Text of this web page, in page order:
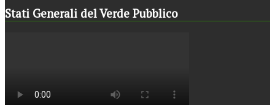
Stati Generali del Verde Pubblico